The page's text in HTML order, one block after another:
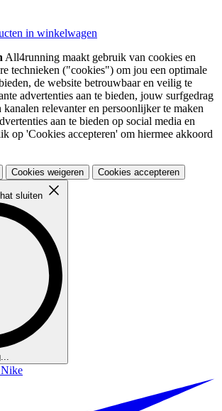
in winkelwagen
All4running maakt gebruik van cookies en
technieken ("cookies") om jou een optimale
de website betrouwbaar en veilig te
advertenties aan te bieden, jouw surfgedrag
kanalen relevanter en persoonlijker te maken
aan te bieden op social media en
op 'Cookies accepteren' om hiermee akkoord
Cookies weigeren Cookies accepteren
sluiten